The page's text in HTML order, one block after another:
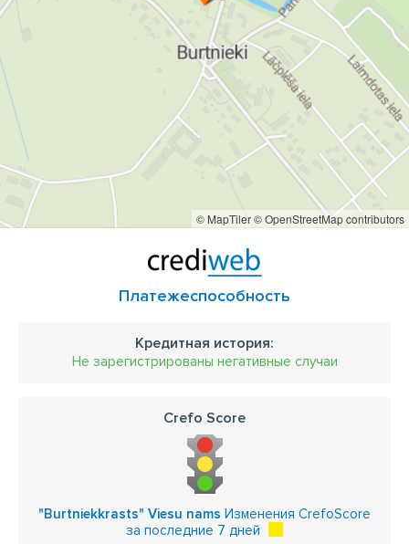
© MapTiler© OpenStreetMap contributors
Платежеспособность
Кредитная история:
Не зарегистрированы негативные случаи
Crefo Score
"Burtniekkrasts" Viesu nams Изменения CrefoScore
за последние 7 дней